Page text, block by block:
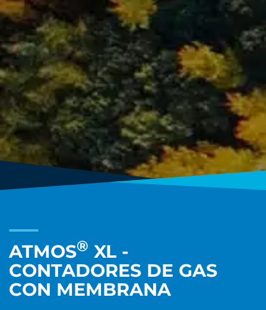
ATMOS® XL -
CONTADORES DE GAS
CON MEMBRANA